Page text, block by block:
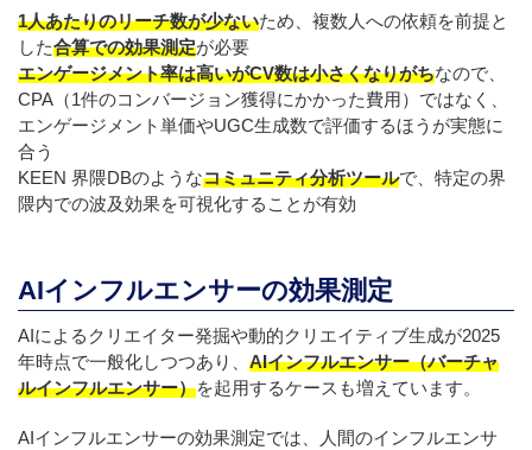
1人あたりのリーチ数が少ないため、複数人への依頼を前提と
した合算での効果測定が必要
エンゲージメント率は高いがCV数は小さくなりがちなので、
CPA（1件のコンバージョン獲得にかかった費用）ではなく、
エンゲージメント単価やUGC生成数で評価するほうが実態に
合う
KEEN 界隈DBのようなコミュニティ分析ツールで、特定の界
隈内での波及効果を可視化することが有効
AIインフルエンサーの効果測定
AIによるクリエイター発掘や動的クリエイティブ生成が2025
年時点で一般化しつつあり、 AIインフルエンサー（バーチャ
ルインフルエンサー）を起用するケースも増えています。
AIインフルエンサーの効果測定では、人間のインフルエンサ